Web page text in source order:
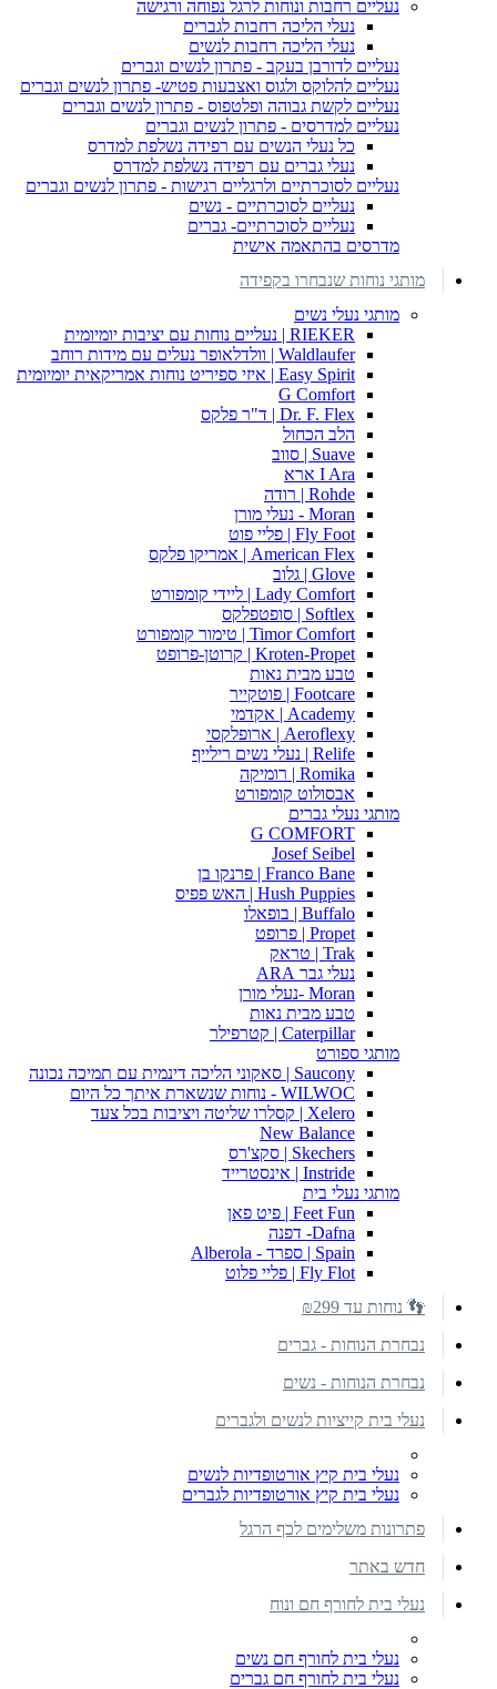
נעליים רחבות ונוחות לרגל נפוחה ורגישה
נעלי הליכה רחבות לגברים
נעלי הליכה רחבות לנשים
נעליים לדורבן בעקב - פתרון לנשים וגברים
נעליים להלוקס ולגוס ואצבעות פטיש- פתרון לנשים וגברים
נעליים לקשת גבוהה ופלטפוס - פתרון לנשים וגברים
נעליים למדרסים - פתרון לנשים וגברים
כל נעלי הנשים עם רפידה נשלפת למדרס
נעלי גברים עם רפידה נשלפת למדרס
נעליים לסוכרתיים ולרגליים רגישות - פתרון לנשים וגברים
נעליים לסוכרתיים - נשים
נעליים לסוכרתיים- גברים
מדרסים בהתאמה אישית
מותגי נוחות שנבחרו בקפידה
מותגי נעלי נשים
RIEKER | נעליים נוחות עם יציבות יומיומית
Waldlaufer | וולדלאופר נעלים עם מידות רוחב
Easy Spirit | איזי ספיריט נוחות אמריקאית יומיומית
G Comfort
Dr. F. Flex | ד"ר פלקס
הלב הכחול
Suave | סווב
I Ara ארא
Rohde | רודה
Moran - נעלי מורן
Fly Foot | פליי פוט
American Flex | אמריקו פלקס
Glove | גלוב
Lady Comfort | ליידי קומפורט
Softlex | סופטפלקס
Timor Comfort | טימור קומפורט
Kroten-Propet | קרוטן-פרופט
טבע מבית נאות
Footcare | פוטקייר
Academy | אקדמי
Aeroflexy | ארופלקסי
Relife | נעלי נשים רילייף
Romika | רומיקה
אבסולוט קומפורט
מותגי נעלי גברים
G COMFORT
Josef Seibel
Franco Bane | פרנקו בן
Hush Puppies | האש פפיס
Buffalo | בופאלו
Propet | פרופט
Trak | טראק
נעלי גבר ARA
Moran -נעלי מורן
טבע מבית נאות
Caterpillar | קטרפילר
מותגי ספורט
Saucony | סאקוני הליכה דינמית עם תמיכה נכונה
WILWOC - נוחות שנשארת איתך כל היום
Xelero | קסלרו שליטה ויציבות בכל צעד
New Balance
Skechers | סקצ'רס
Instride | אינסטרייד
מותגי נעלי בית
Feet Fun | פיט פאן
Dafna- דפנה
Spain | ספרד - Alberola
Fly Flot | פליי פלוט
👣 נוחות עד ₪299
נבחרת הנוחות - גברים
נבחרת הנוחות - נשים
נעלי בית קייציות לנשים ולגברים
נעלי בית קיץ אורטופדיות לנשים
נעלי בית קיץ אורטופדיות לגברים
פתרונות משלימים לכף הרגל
חדש באתר
נעלי בית לחורף חם ונוח
נעלי בית לחורף חם נשים
נעלי בית לחורף חם גברים